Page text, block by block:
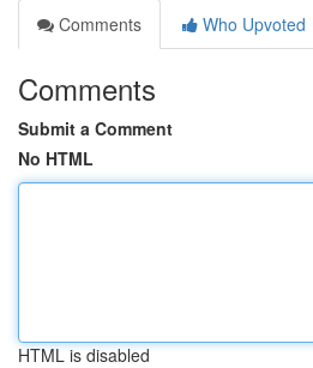
Comments
Who Upvoted
Comments
Submit a Comment
No HTML
HTML is disabled